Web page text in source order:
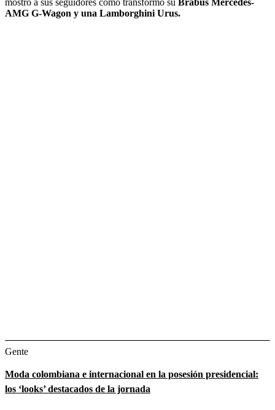
AMG G-Wagon y una Lamborghini Urus.
Gente
Moda colombiana e internacional en la posesión presidencial:
los ‘looks’ destacados de la jornada